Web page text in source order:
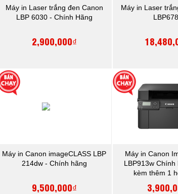
Máy in Laser trắng đen Canon
LBP 6030 - Chính Hãng
2,900,000₫
Máy in Laser
Máy in Canon imageCLASS LBP
214dw - Chính hãng
9,500,000₫
Máy in Canon
LBP913w Chính
kèm thêm 1